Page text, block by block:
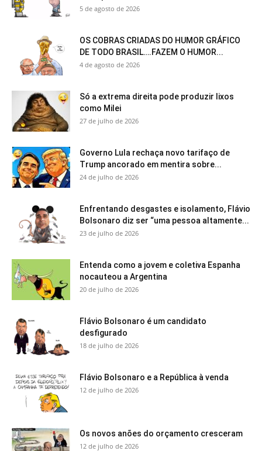
5 de agosto de 2026
OS COBRAS CRIADAS DO HUMOR GRÁFICO
DE TODO BRASIL….FAZEM O HUMOR...
4 de agosto de 2026
Só a extrema direita pode produzir lixos
como Milei
27 de julho de 2026
Governo Lula rechaça novo tarifaço de
Trump ancorado em mentira sobre...
24 de julho de 2026
Enfrentando desgastes e isolamento, Flávio
Bolsonaro diz ser “uma pessoa altamente...
23 de julho de 2026
Entenda como a jovem e coletiva Espanha
nocauteou a Argentina
20 de julho de 2026
Flávio Bolsonaro é um candidato
desfigurado
18 de julho de 2026
Flávio Bolsonaro e a República à venda
12 de julho de 2026
Os novos anões do orçamento cresceram
12 de julho de 2026